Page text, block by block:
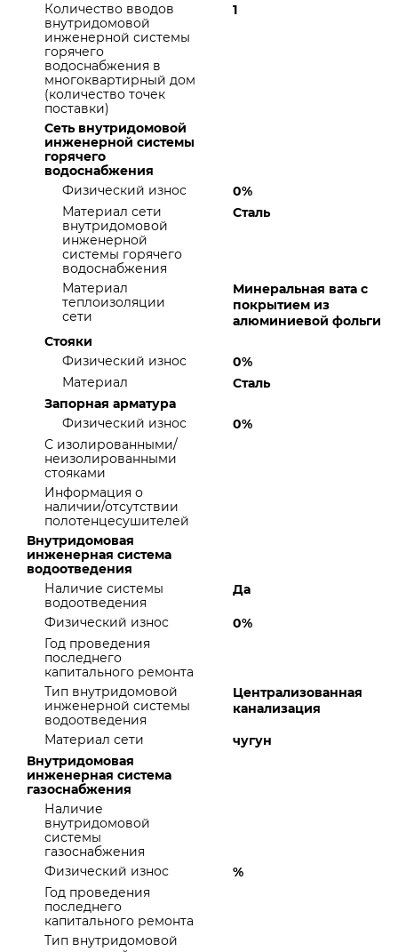
Количество вводов
внутридомовой
инженерной системы
горячего
водоснабжения в
многоквартирный дом
(количество точек
поставки)
1
Сеть внутридомовой
инженерной системы
горячего
водоснабжения
Физический износ
0%
Материал сети
внутридомовой
инженерной
системы горячего
водоснабжения
Сталь
Материал
теплоизоляции
сети
Минеральная вата с
покрытием из
алюминиевой фольги
Стояки
Физический износ
0%
Материал
Сталь
Запорная арматура
Физический износ
0%
С изолированными/
неизолированными
стояками
Информация о
наличии/отсутствии
полотенцесушителей
Внутридомовая
инженерная система
водоотведения
Наличие системы
водоотведения
Да
Физический износ
0%
Год проведения
последнего
капитального ремонта
Тип внутридомовой
инженерной системы
водоотведения
Централизованная
канализация
Материал сети
чугун
Внутридомовая
инженерная система
газоснабжения
Наличие
внутридомовой
системы
газоснабжения
Физический износ
%
Год проведения
последнего
капитального ремонта
Тип внутридомовой